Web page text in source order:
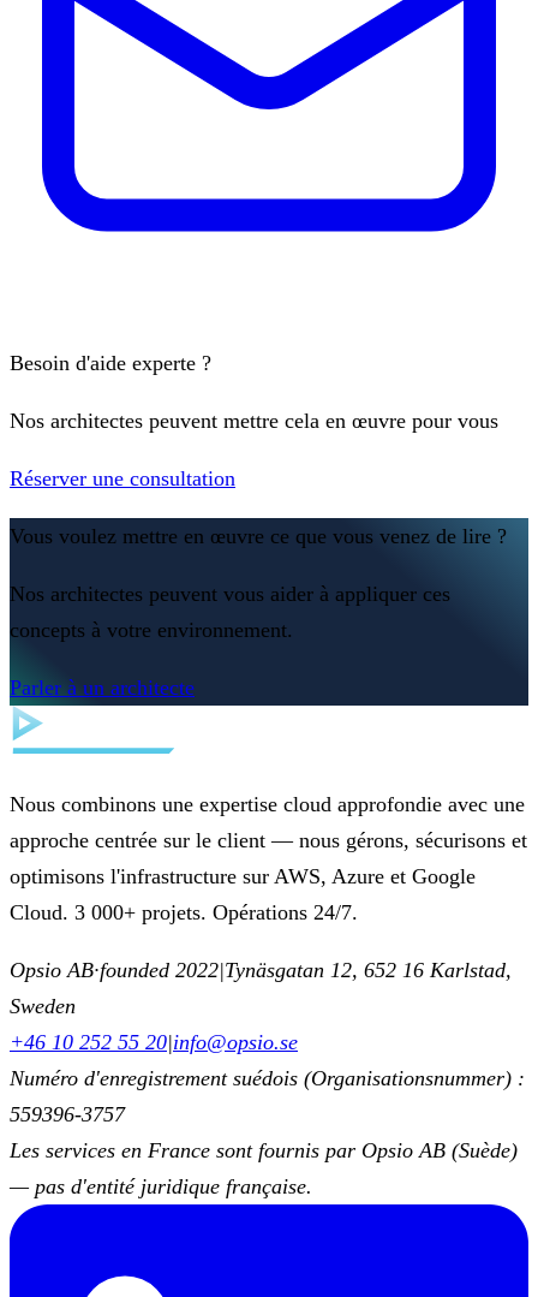
Besoin d'aide experte ?
Nos architectes peuvent mettre cela en œuvre pour vous
Réserver une consultation
Vous voulez mettre en œuvre ce que vous venez de lire ?
Nos architectes peuvent vous aider à appliquer ces
concepts à votre environnement.
Parler à un architecte
Nous combinons une expertise cloud approfondie avec une
approche centrée sur le client — nous gérons, sécurisons et
optimisons l'infrastructure sur AWS, Azure et Google
Cloud. 3 000+ projets. Opérations 24/7.
Opsio AB·founded 2022|Tynäsgatan 12, 652 16 Karlstad,
Sweden
+46 10 252 55 20|info@opsio.se
Numéro d'enregistrement suédois (Organisationsnummer) :
559396-3757
Les services en France sont fournis par Opsio AB (Suède)
— pas d'entité juridique française.